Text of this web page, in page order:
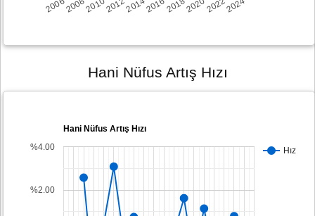
2006200820102012201420162018202020222024
Hani Nüfus Artış Hızı
Hani Nüfus Artış Hızı
Hız
%2.00
%4.00